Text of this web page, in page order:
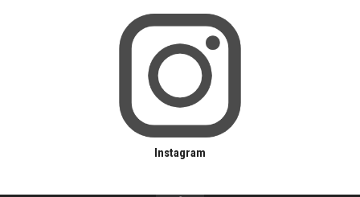
Instagram